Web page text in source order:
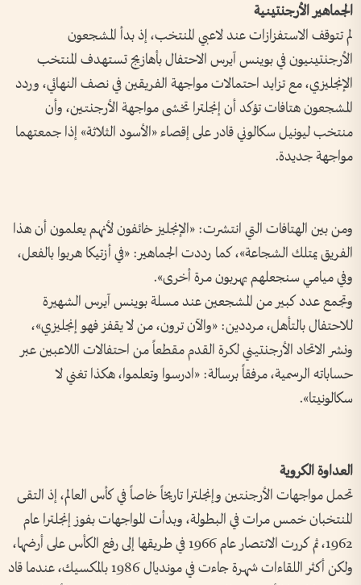
الجماهير الأرجنتينية
لم تتوقف الاستفزازات عند لاعبي المنتخب، إذ بدأ المشجعون
الأرجنتينيون في بوينس آيرس الاحتفال بأهازيج تستهدف المنتخب
الإنجليزي، مع تزايد احتمالات مواجهة الفريقين في نصف النهائي، وردد
المشجعون هتافات تؤكد أن إنجلترا تخشى مواجهة الأرجنتين، وأن
منتخب ليونيل سكالوني قادر على إقصاء «الأسود الثلاثة» إذا جمعتهما
مواجهة جديدة.
ومن بين الهتافات التي انتشرت: «الإنجليز خائفون لأنهم يعلمون أن هذا
الفريق يمتلك الشجاعة»، كما رددت الجماهير: «في أزتيكا هربوا بالفعل،
وفي ميامي سنجعلهم يهربون مرة أخرى».
وتجمع عدد كبير من المشجعين عند مسلة بوينس آيرس الشهيرة
للاحتفال بالتأهل، مرددين: «والآن ترون، من لا يقفز فهو إنجليزي»،
ونشر الاتحاد الأرجنتيني لكرة القدم مقطعاً من احتفالات اللاعبين عبر
حساباته الرسمية، مرفقاً برسالة: «ادرسوا وتعلموا، هكذا تغني لا
سكالونيتا».
العداوة الكروية
تحمل مواجهات الأرجنتين وإنجلترا تاريخاً خاصاً في كأس العالم، إذ التقى
المنتخبان خمس مرات في البطولة، وبدأت المواجهات بفوز إنجلترا عام
1962، ثم كررت الانتصار عام 1966 في طريقها إلى رفع الكأس على أرضها،
ولكن أكثر اللقاءات شهرة جاءت في مونديال 1986 بالمكسيك، عندما قاد